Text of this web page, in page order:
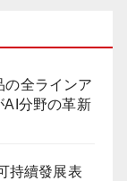
の全ラインア
AI分野の革新
持續發展表